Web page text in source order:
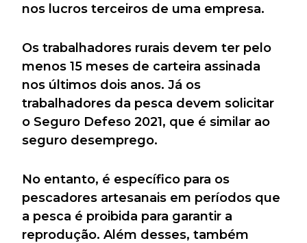
nos lucros terceiros de uma empresa.
Os trabalhadores rurais devem ter pelo
menos 15 meses de carteira assinada
nos últimos dois anos. Já os
trabalhadores da pesca devem solicitar
o Seguro Defeso 2021, que é similar ao
seguro desemprego.
No entanto, é específico para os
pescadores artesanais em períodos que
a pesca é proibida para garantir a
reprodução. Além desses, também